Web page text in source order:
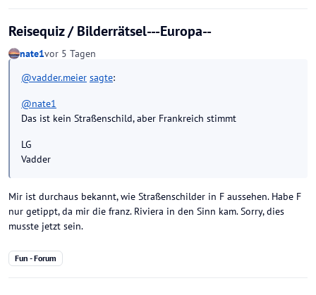
Reisequiz / Bilderrätsel---Europa--
nate1vor 5 Tagen
@vadder.meier sagte:
@nate1
Das ist kein Straßenschild, aber Frankreich stimmt
LG
Vadder
Mir ist durchaus bekannt, wie Straßenschilder in F aussehen. Habe F
nur getippt, da mir die franz. Riviera in den Sinn kam. Sorry, dies
musste jetzt sein.
Fun - Forum